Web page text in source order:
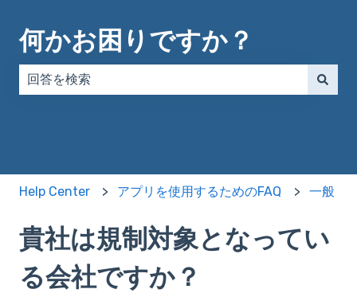
何かお困りですか？
Help Center アプリを使用するためのFAQ 一般
貴社は規制対象となってい
る会社ですか？